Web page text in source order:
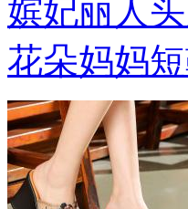
嫔妃丽人
花朵妈妈